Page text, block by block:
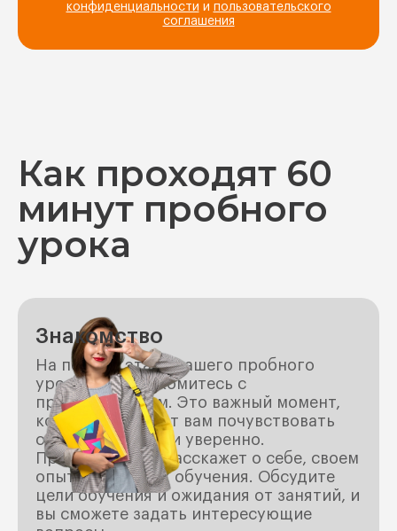
конфиденциальности и пользовательского
соглашения
Как проходят 60
минут пробного
урока
Знакомство
На первом этапе нашего пробного
урока вы познакомитесь с
преподавателем. Это важный момент,
который поможет вам почувствовать
себя комфортно и уверенно.
Преподаватель расскажет о себе, своем
опыте и методах обучения. Обсудите
цели обучения и ожидания от занятий, и
вы сможете задать интересующие